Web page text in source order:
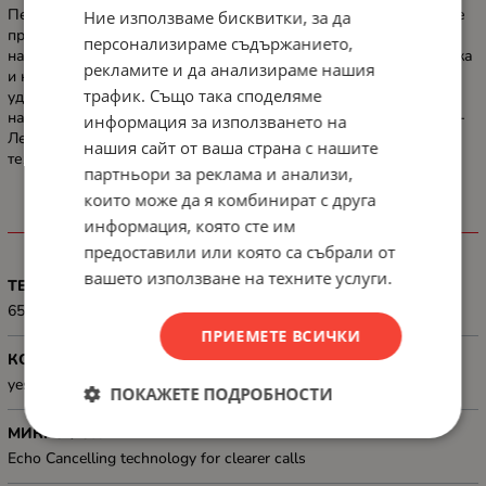
Перфектният партньор, където и да отидете - Проектиран да е
преносим, с удължен живот на батерията, за да можете да се
наслаждавате на музиката си по-дълго, с многопосочна каишка
и конструкция, която е водоустойчива, прахоустойчива и дори
удароустойчива, можете да носите високоговорителя си
навсякъде - както на закрито, така и на открито. Практичност -
Лесен за използване и свързване с неутрализираща ехото
технология за ясни обаждания без прекъсвания.
ХАРАКТЕРИСТИКИ
ТЕГЛО, G
650 g
КОНТРОЛ НА ЗВУКА
yes
МИКРОФОН
Echo Cancelling technology for clearer calls
Ние използваме бисквитки, за да
персонализираме съдържанието,
рекламите и да анализираме нашия
трафик. Също така споделяме
информация за използването на
нашия сайт от ваша страна с нашите
партньори за реклама и анализи,
които може да я комбинират с друга
информация, която сте им
предоставили или която са събрали от
вашето използване на техните услуги.
ПРИЕМЕТЕ ВСИЧКИ
ПОКАЖЕТЕ ПОДРОБНОСТИ